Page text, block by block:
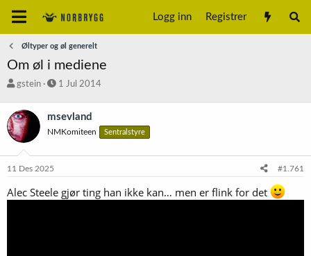
Logg inn Registrer
Øltyper og øl generelt
Om øl i mediene
T
å
d
s
a
e
gstein
S
r
t
a
1 Jul 2014
msevland
NMKomiteen Sentralstyre
11 Des 2025 #1.761
Alec Steele gjør ting han ikke kan… men er flink for det